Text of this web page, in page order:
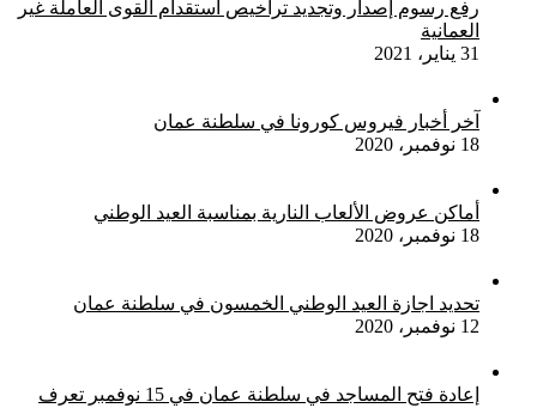
رفع رسوم إصدار وتجديد تراخيص استقدام القوى العاملة غير
العمانية
31 يناير، 2021
آخر أخبار فيروس كورونا في سلطنة عمان
18 نوفمبر، 2020
أماكن عروض الألعاب النارية بمناسبة العيد الوطني
18 نوفمبر، 2020
تحديد اجازة العيد الوطني الخمسون في سلطنة عمان
12 نوفمبر، 2020
إعادة فتح المساجد في سلطنة عمان في 15 نوفمبر تعرف